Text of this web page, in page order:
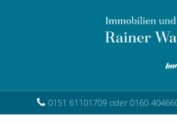
0151 61101709 oder 0160